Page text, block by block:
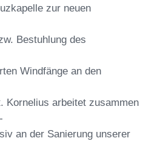
zur neuen
Bestuhlung des
Windfänge an den
Kornelius arbeitet zusammen
-
an der Sanierung unserer